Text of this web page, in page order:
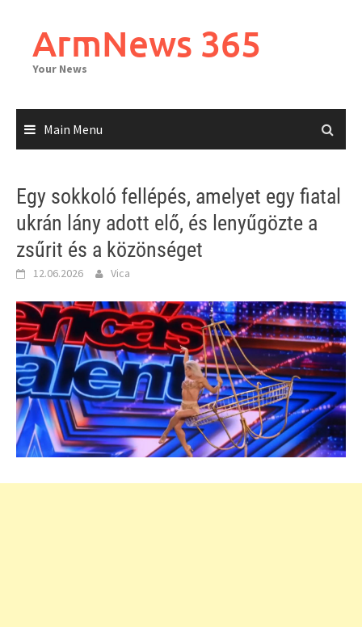
contentArmNews 365
Your News
Main Menu
Egy sokkoló fellépés, amelyet egy fiatal
ukrán lány adott elő, és lenyűgözte a
zsűrit és a közönséget
12.06.2026 Vica